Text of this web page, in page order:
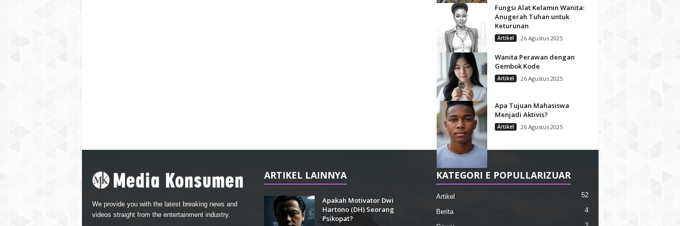
Fungsi Alat Kelamin Wanita:
Anugerah Tuhan untuk
Keturunan
Artikel 26 Agustus 2025
Wanita Perawan dengan
Gembok Kode
Artikel 26 Agustus 2025
Apa Tujuan Mahasiswa
Menjadi Aktivis?
Artikel 26 Agustus 2025
We provide you with the latest breaking news and
videos straight from the entertainment industry.
ARTIKEL LAINNYA
Apakah Motivator Dwi
Hartono (DH) Seorang
Psikopat?
KATEGORI E POPULLARIZUAR
Artikel 52
Berita 4